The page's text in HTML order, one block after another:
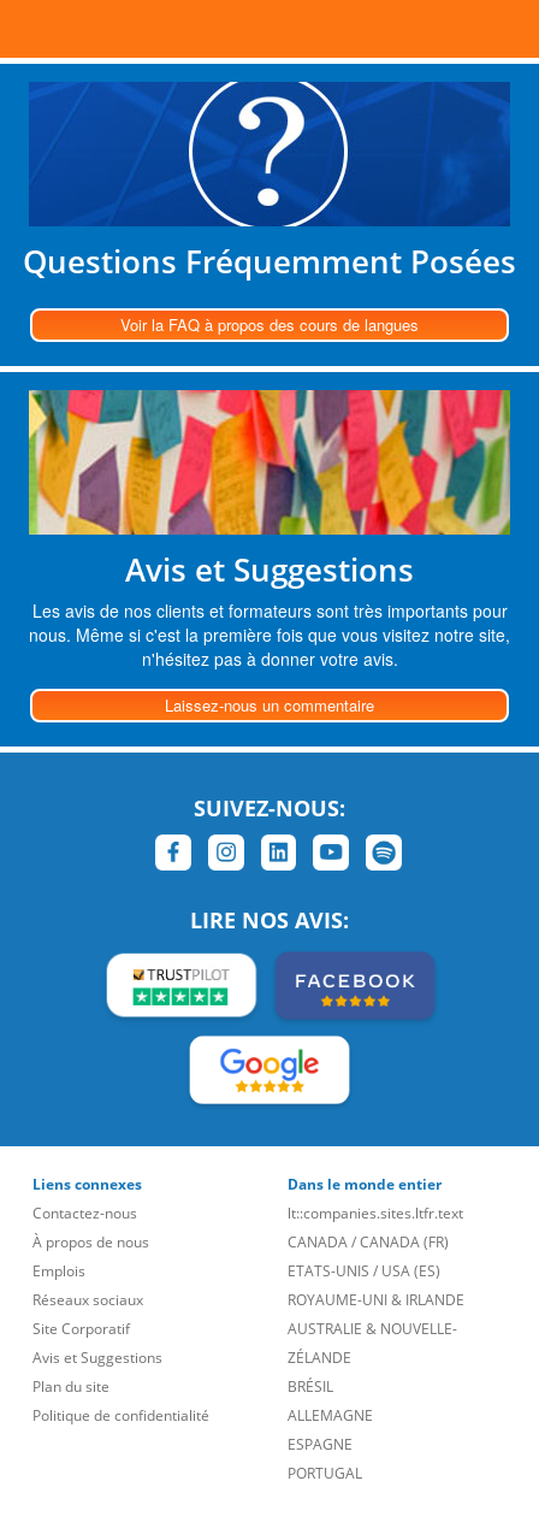
Questions Fréquemment Posées
Voir la FAQ à propos des cours de langues
Avis et Suggestions
Les avis de nos clients et formateurs sont très importants pour
nous. Même si c'est la première fois que vous visitez notre site,
n'hésitez pas à donner votre avis.
Laissez-nous un commentaire
SUIVEZ-NOUS:
LIRE NOS AVIS:
Liens connexes
Contactez-nous
À propos de nous
Emplois
Réseaux sociaux
Site Corporatif
Avis et Suggestions
Plan du site
Politique de confidentialité
Dans le monde entier
lt::companies.sites.ltfr.text
CANADA/CANADA (FR)
ETATS-UNIS / USA (ES)
ROYAUME-UNI & IRLANDE
AUSTRALIE & NOUVELLE-
ZÉLANDE
BRÉSIL
ALLEMAGNE
ESPAGNE
PORTUGAL